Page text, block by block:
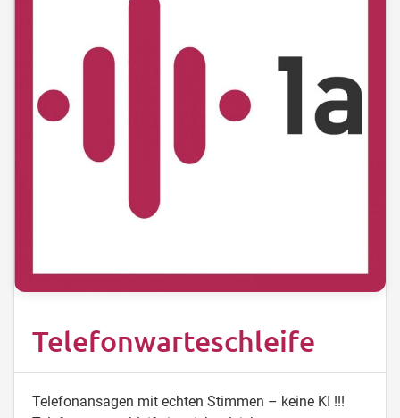
Telefonwarteschleife
Telefonansagen mit echten Stimmen – keine KI !!!